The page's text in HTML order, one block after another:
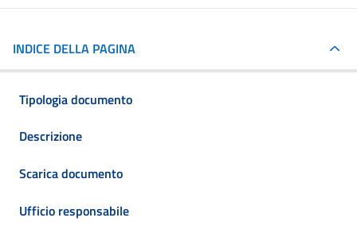
INDICE DELLA PAGINA
Tipologia documento
Descrizione
Scarica documento
Ufficio responsabile